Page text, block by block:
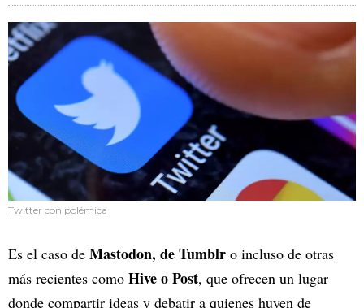
Twitter con polémica
Es el caso de Mastodon, de Tumblr o incluso de otras
más recientes como Hive o Post, que ofrecen un lugar
donde compartir ideas y debatir a quienes huyen de